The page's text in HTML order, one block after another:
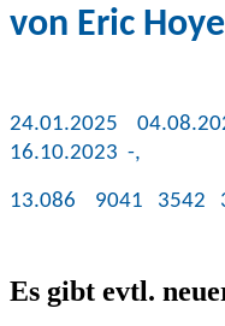
von Eric
24.01.2025
16.10.2023 -,
13.086 9041 3542
Es gibt evtl.